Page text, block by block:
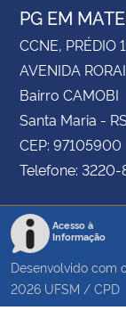
PG EM
CCNE, PRÉDIO
AVENIDA
Bairro CAMOBI
Santa Maria -
CEP: 97105900
Telefone: 3220-
Acesso à
Informação
Desenvolvido com
2026 UFSM / CPD